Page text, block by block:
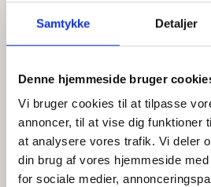
Samtykke Detaljer
Denne hjemmeside bruger
Vi bruger cookies til at tilpasse
annoncer, til at vise dig funktioner
at analysere vores trafik. Vi deler
din brug af vores hjemmeside
for sociale medier,
Efternavn